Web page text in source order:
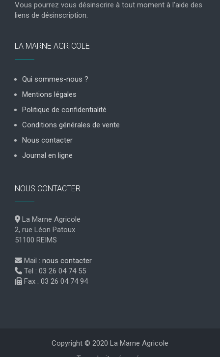
Vous pourrez vous désinscrire à tout moment à l'aide des
liens de désinscription.
LA MARNE AGRICOLE
Qui sommes-nous ?
Mentions légales
Politique de confidentialité
Conditions générales de vente
Nous contacter
Journal en ligne
NOUS CONTACTER
La Marne Agricole
2, rue Léon Patoux
51100 REIMS
Mail : nous contacter
Tel : 03 26 04 74 55
Fax : 03 26 04 74 94
Copyright © 2020 La Marne Agricole